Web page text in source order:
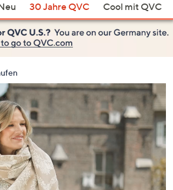
30 Jahre QVC Cool mit QVC